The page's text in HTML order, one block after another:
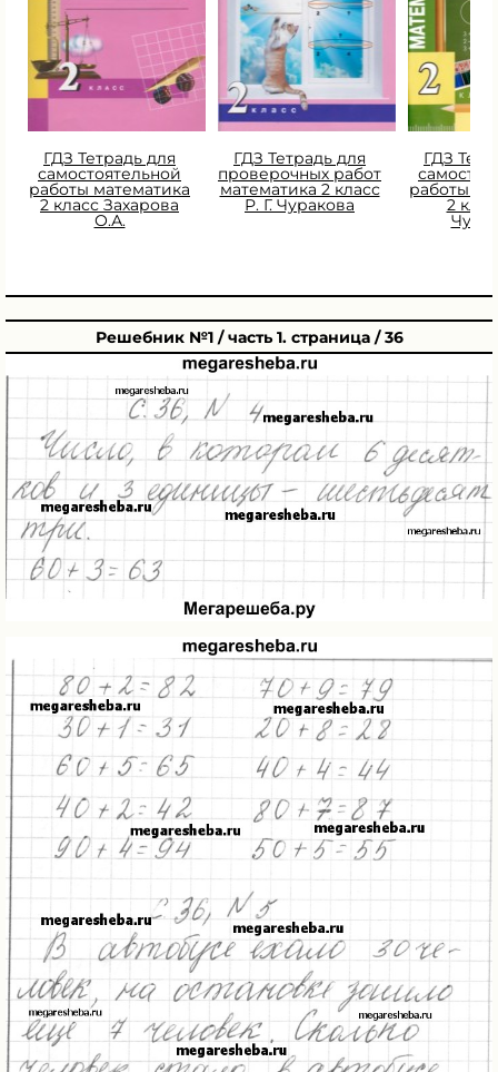
ГДЗ Тетрадь для
самостоятельной
работы математика
2 класс Захарова
О.А.
ГДЗ Тетрадь для
проверочных работ
математика 2 класс
Р. Г. Чуракова
ГДЗ
работы
2
Решебник №1 / часть 1. страница / 36